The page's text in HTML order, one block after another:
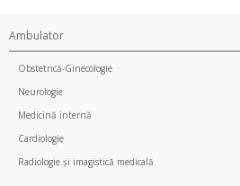
Ambulator
Obstetrică-Ginecologie
Neurologie
Medicină internă
Cardiologie
Radiologie și imagistică medicală